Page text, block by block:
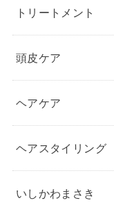
トリートメント
頭皮ケア
ヘアケア
ヘアスタイリング
いしかわまさき